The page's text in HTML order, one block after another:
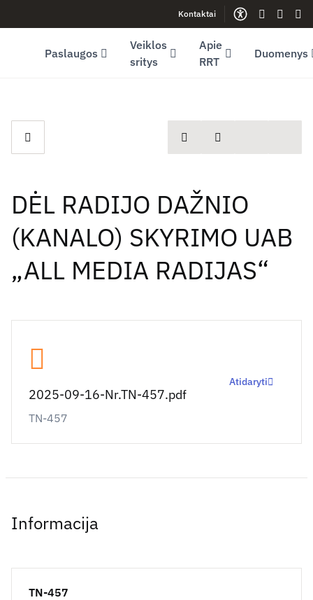
Youtube (opens in new window)Kontaktai
Gestų
Paslaugos
Veiklos
sritys
Apie
RRT
Duomenys
spausdintiDalintis
DĖL RADIJO DAŽNIO
(KANALO) SKYRIMO UAB
„ALL MEDIA RADIJAS“
2025-09-16-Nr.TN-457.pdf
TN-457
Atidaryti
Informacija
TN-457